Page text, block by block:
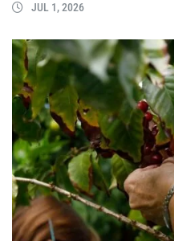
JUL 1, 2026